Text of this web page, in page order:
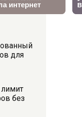
для
лимит
без